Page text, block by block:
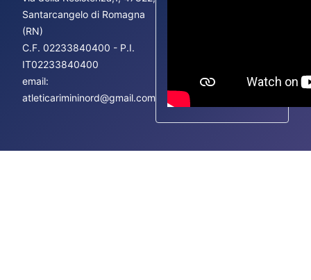
Santarcangelo di Romagna
(RN)
C.F. 02233840400 - P.I.
IT02233840400
email:
atleticarimininord@gmail.com